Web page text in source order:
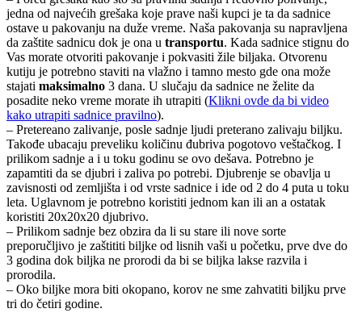
jedna od najvećih grešaka koje prave naši kupci je ta da sadnice
ostave u pakovanju na duže vreme. Naša pakovanja su napravljena
da zaštite sadnicu dok je ona u transportu. Kada sadnice stignu do
Vas morate otvoriti pakovanje i pokvasiti žile biljaka. Otvorenu
kutiju je potrebno staviti na vlažno i tamno mesto gde ona može
stajati maksimalno 3 dana. U slučaju da sadnice ne želite da
posadite neko vreme morate ih utrapiti (Klikni ovde da bi video
kako utrapiti sadnice pravilno).
– Pretereano zalivanje, posle sadnje ljudi preterano zalivaju biljku.
Takođe ubacaju preveliku količinu đubriva pogotovo veštačkog. I
prilikom sadnje a i u toku godinu se ovo dešava. Potrebno je
zapamtiti da se djubri i zaliva po potrebi. Djubrenje se obavlja u
zavisnosti od zemljišta i od vrste sadnice i ide od 2 do 4 puta u toku
leta. Uglavnom je potrebno koristiti jednom kan ili an a ostatak
koristiti 20x20x20 djubrivo.
– Prilikom sadnje bez obzira da li su stare ili nove sorte
preporučljivo je zaštititi biljke od lisnih vaši u početku, prve dve do
3 godina dok biljka ne prorodi da bi se biljka lakse razvila i
prorodila.
– Oko biljke mora biti okopano, korov ne sme zahvatiti biljku prve
tri do četiri godine.